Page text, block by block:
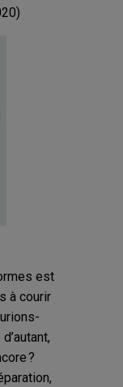
est
à courir
?